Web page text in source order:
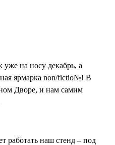
уже на носу декабрь, а
ярмарка non/fictio№! В
Дворе, и нам самим
работать наш стенд – под